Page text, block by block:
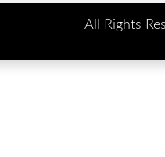
All Rights